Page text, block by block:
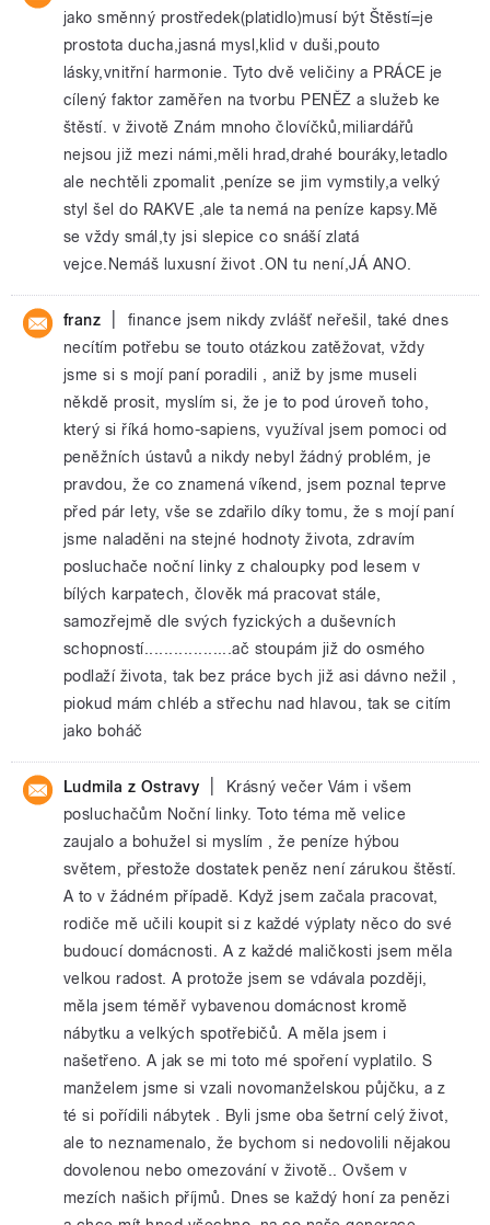
jako směnný prostředek(platidlo)musí být Štěstí=je
prostota ducha,jasná mysl,klid v duši,pouto
lásky,vnitřní harmonie. Tyto dvě veličiny a PRÁCE je
cílený faktor zaměřen na tvorbu PENĚZ a služeb ke
štěstí. v životě Znám mnoho človíčků,miliardářů
nejsou již mezi námi,měli hrad,drahé bouráky,letadlo
ale nechtěli zpomalit ,peníze se jim vymstily,a velký
styl šel do RAKVE ,ale ta nemá na peníze kapsy.Mě
se vždy smál,ty jsi slepice co snáší zlatá
vejce.Nemáš luxusní život .ON tu není,JÁ ANO.
franz
finance jsem nikdy zvlášť neřešil, také dnes
necítím potřebu se touto otázkou zatěžovat, vždy
jsme si s mojí paní poradili , aniž by jsme museli
někdě prosit, myslím si, že je to pod úroveň toho,
který si říká homo-sapiens, využíval jsem pomoci od
peněžních ústavů a nikdy nebyl žádný problém, je
pravdou, že co znamená víkend, jsem poznal teprve
před pár lety, vše se zdařilo díky tomu, že s mojí paní
jsme naladěni na stejné hodnoty života, zdravím
posluchače noční linky z chaloupky pod lesem v
bílých karpatech, člověk má pracovat stále,
samozřejmě dle svých fyzických a duševních
schopností..................ač stoupám již do osmého
podlaží života, tak bez práce bych již asi dávno nežil ,
piokud mám chléb a střechu nad hlavou, tak se citím
jako boháč
Ludmila z Ostravy
Krásný večer Vám i všem
posluchačům Noční linky. Toto téma mě velice
zaujalo a bohužel si myslím , že peníze hýbou
světem, přestože dostatek peněz není zárukou štěstí.
A to v žádném případě. Když jsem začala pracovat,
rodiče mě učili koupit si z každé výplaty něco do své
budoucí domácnosti. A z každé maličkosti jsem měla
velkou radost. A protože jsem se vdávala později,
měla jsem téměř vybavenou domácnost kromě
nábytku a velkých spotřebičů. A měla jsem i
našetřeno. A jak se mi toto mé spoření vyplatilo. S
manželem jsme si vzali novomanželskou půjčku, a z
té si pořídili nábytek . Byli jsme oba šetrní celý život,
ale to neznamenalo, že bychom si nedovolili nějakou
dovolenou nebo omezování v životě.. Ovšem v
mezích našich příjmů. Dnes se každý honí za penězi